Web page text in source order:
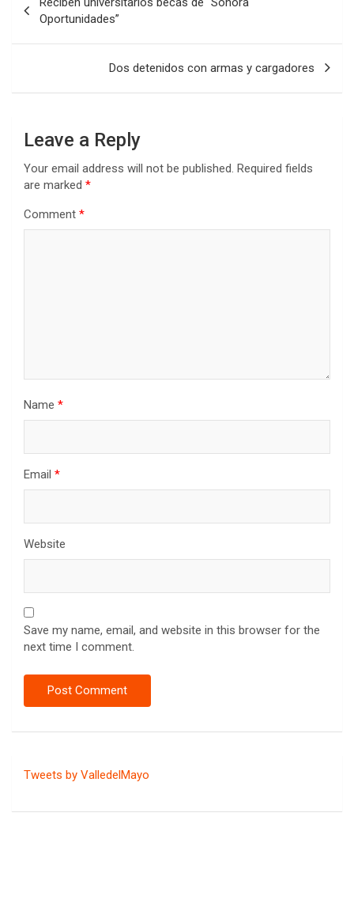
navigation
Oportunidades”
Dos detenidos con armas y cargadores
Leave a Reply
Your email address will not be published. Required fields
are marked *
Comment *
Name *
Email *
Website
Save my name, email, and website in this browser for the
next time I comment.
Tweets by ValledelMayo